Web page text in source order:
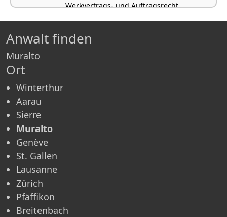
Werkvertrags- und Auftragsrecht
Anwalt finden
Muralto
Ort
Winterthur
Aarau
Sierre
Muralto
Genève
St. Gallen
Lausanne
Zürich
Pfäffikon
Breitenbach